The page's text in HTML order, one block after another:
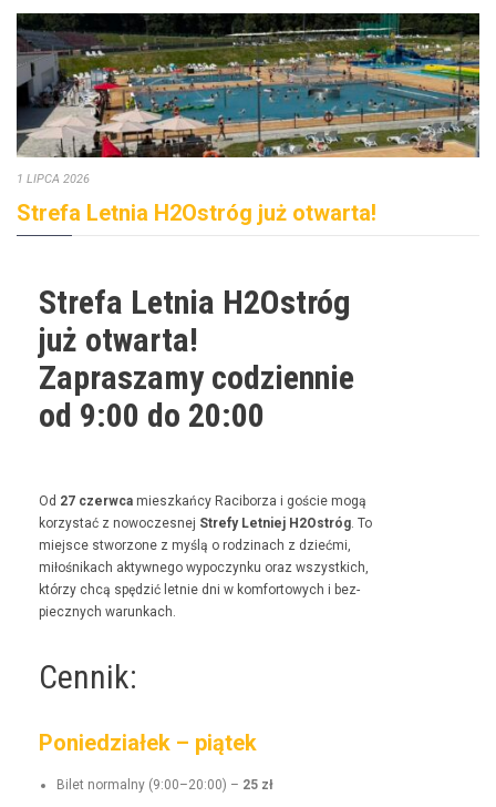
1 LIPCA 2026
Strefa Letnia H2Ostróg już otwarta!
Strefa Letnia H2Ostróg
już otwarta!
Zapraszamy codziennie
od 9:00 do 20:00
Od 27 czer­w­ca mieszkań­cy Raci­borza i goś­cie mogą
korzys­tać z nowoczes­nej Stre­fy Let­niej H2Ostróg. To
miejsce stwor­zone z myślą o rodz­i­nach z dzieć­mi,
miłośnikach akty­wnego wypoczynku oraz wszys­t­kich,
którzy chcą spędz­ić let­nie dni w kom­for­towych i bez­
piecznych warunkach.
Cennik:
Poniedziałek – piątek
Bilet nor­mal­ny (9:00–20:00) – 25 zł